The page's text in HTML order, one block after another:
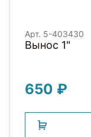
Арт. 5-403430
Вынос 1"
650 ₽